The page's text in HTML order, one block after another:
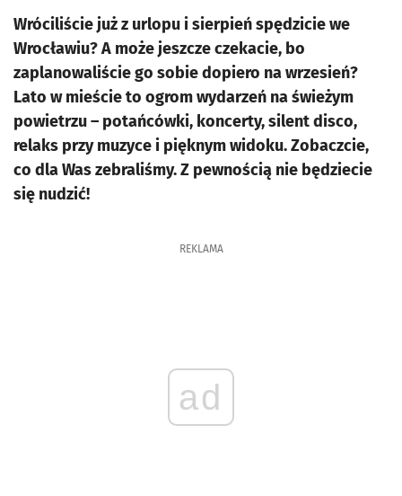
Wróciliście już z urlopu i sierpień spędzicie we
Wrocławiu? A może jeszcze czekacie, bo
zaplanowaliście go sobie dopiero na wrzesień?
Lato w mieście to ogrom wydarzeń na świeżym
powietrzu – potańcówki, koncerty, silent disco,
relaks przy muzyce i pięknym widoku. Zobaczcie,
co dla Was zebraliśmy. Z pewnością nie będziecie
się nudzić!
REKLAMA
ad